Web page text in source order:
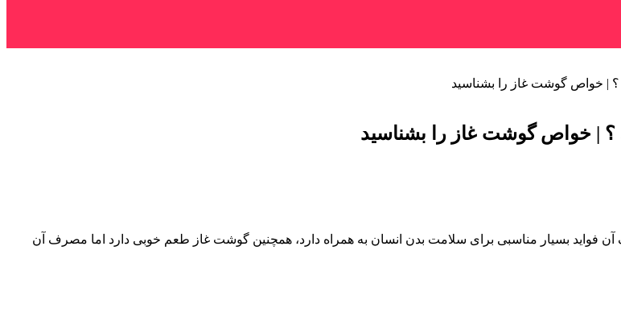
| خواص گوشت غاز را بشناسید
| خواص گوشت غاز را بشناسید
فواید بسیار مناسبی برای سلامت بدن انسان به همراه دارد، همچنین گوشت غاز طعم خوبی دارد اما مصرف آن